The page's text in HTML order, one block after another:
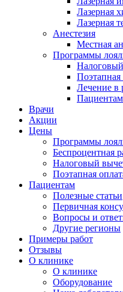
Лазерная
Лазерная
Анестезия
Местная
Программы
Поэтапная
Лечение в
Врачи
Акции
Цены
Программы
Беспроцентная
Налоговый
Поэтапная
Пациентам
Полезные статьи
Первичная
Вопросы и
Другие регионы
Примеры работ
Отзывы
О клинике
О клинике
Оборудование